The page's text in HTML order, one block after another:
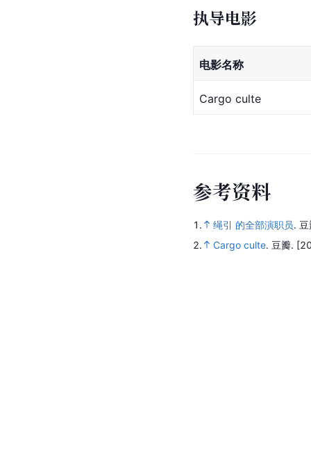
执导电影
电影名称
Cargo culte
参考资料
1. 绳引 的全部演职员.
2.
Cargo culte. 豆瓣.